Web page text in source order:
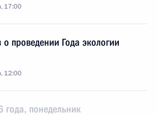
17:00
о проведении Года экологии
12:00
понедельник